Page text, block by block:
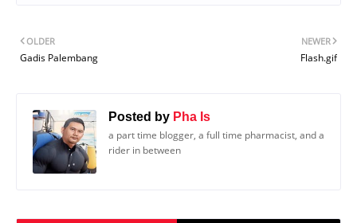
NEWER
Flash.gif
OLDER
Gadis Palembang
Posted by Pha Is
a part time blogger, a full time pharmacist, and a
rider in between